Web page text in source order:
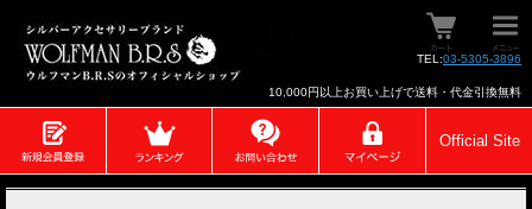
TEL:03-5305-3896
10,000円以上お買い上げで送料・代金引換無料
Official Site